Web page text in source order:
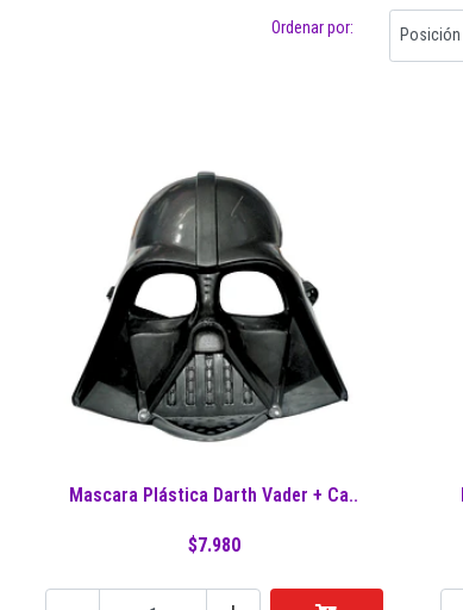
Ordenar por:
Mascara Plástica Darth Vader + Ca..
$7.980